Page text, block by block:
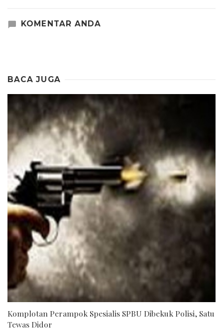
KOMENTAR ANDA
BACA JUGA
Komplotan Perampok Spesialis SPBU Dibekuk Polisi, Satu
Tewas Didor